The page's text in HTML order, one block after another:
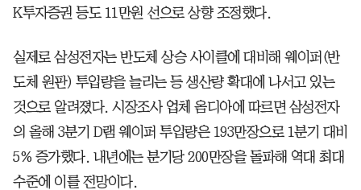
K투자증권 등도 11만원 선으로 상향 조정했다.
실제로 삼성전자는 반도체 상승 사이클에 대비해 웨이퍼(반
도체 원판) 투입량을 늘리는 등 생산량 확대에 나서고 있는
것으로 알려졌다. 시장조사 업체 옴디아에 따르면 삼성전자
의 올해 3분기 D램 웨이퍼 투입량은 193만장으로 1분기 대비
5% 증가했다. 내년에는 분기당 200만장을 돌파해 역대 최대
수준에 이를 전망이다.